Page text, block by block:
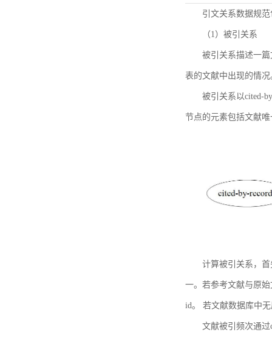
引文关系数据规
（1）被引关系
被引关系描述一
表的文献中出现的情况
被引关系以cited-
节点的元素包括文献
计算被引关系，
一。若参考文献与原
id。 若文献数据库中
文献被引频次通